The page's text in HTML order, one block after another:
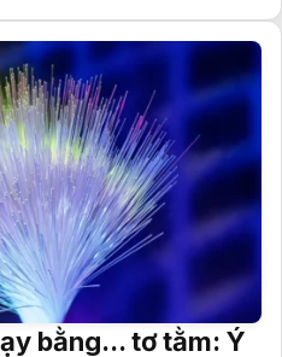
bằng... tơ tằm: Ý